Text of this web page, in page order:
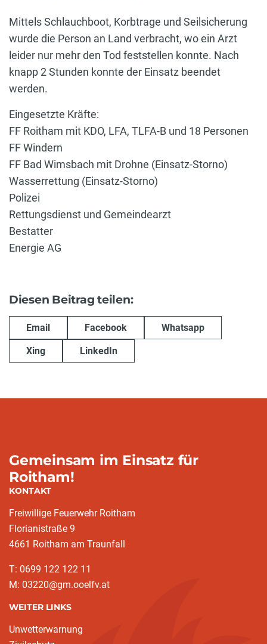
Mittels Schlauchboot, Korbtrage und Seilsicherung
wurde die Person an Land verbracht, wo ein Arzt
leider nur mehr den Tod feststellen konnte. Nach
knapp 2 Stunden konnte der Einsatz beendet
werden.
Eingesetzte Kräfte:
FF Roitham mit KDO, LFA, TLFA-B und 18 Personen
FF Windern
FF Bad Wimsbach mit Drohne (Einsatz-Storno)
Wasserrettung (Einsatz-Storno)
Polizei
Rettungsdienst und Gemeindearzt
Bestatter
Energie AG
Diesen Beitrag teilen:
Email Facebook Whatsapp
Xing LinkedIn
Gemeinsam im Einsatz für
Roitham!
KONTAKT
Freiwillige Feuerwehr Roitham
Florianistraße 9
4661 Roitham am Traunfall
T: 0699 122 122 11
M: 03220@gm.ooelfv.at
WEITER LINKS
Unwetterwarnung